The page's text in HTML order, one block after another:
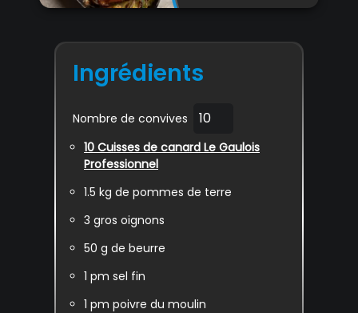
Ingrédients
Nombre de convives
10 Cuisses de canard Le Gaulois
Professionnel
1.5 kg de pommes de terre
3 gros oignons
50 g de beurre
1 pm sel fin
1 pm poivre du moulin